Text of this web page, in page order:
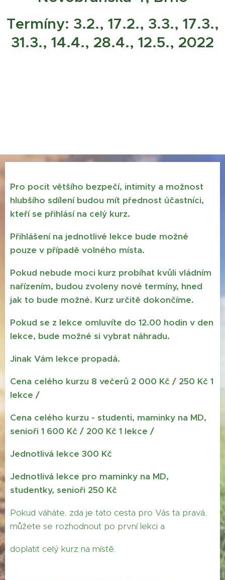
Termíny: 3.2., 17.2., 3.3., 17.3.,
31.3., 14.4., 28.4., 12.5., 2022
Pro pocit většího bezpečí, intimity a možnost
hlubšího sdílení budou mít přednost účastníci,
kteří se přihlásí na celý kurz.
Přihlášení na jednotlivé lekce bude možné
pouze v případě volného místa.
Pokud nebude moci kurz probíhat kvůli vládním
nařízením, budou zvoleny nové termíny, hned
jak to bude možné. Kurz určitě dokončíme.
Pokud se z lekce omluvíte do 12.00 hodin v den
lekce, bude možné si vybrat náhradu.
Jinak Vám lekce propadá.
Cena celého kurzu 8 večerů 2 000 Kč / 250 Kč 1
lekce /
Cena celého kurzu - studenti, maminky na MD,
senioři 1 600 Kč / 200 Kč 1 lekce /
Jednotlivá lekce 300 Kč
Jednotlivá lekce pro maminky na MD,
studentky, senioři 250 Kč
Pokud váháte, zda je tato cesta pro Vás ta pravá,
můžete se rozhodnout po první lekci a
doplatit celý kurz na místě.